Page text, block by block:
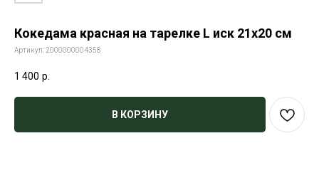
Кокедама красная на тарелке L иск 21х20 см
Артикул: 2000000004358
1 400 р.
В КОРЗИНУ